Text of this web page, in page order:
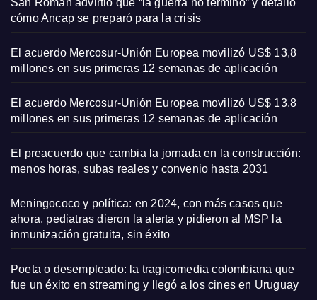
San Román advirtió que “la guerra no terminó” y detalló
cómo Ancap se preparó para la crisis
El acuerdo Mercosur-Unión Europea movilizó US$ 13,8
millones en sus primeras 12 semanas de aplicación
El acuerdo Mercosur-Unión Europea movilizó US$ 13,8
millones en sus primeras 12 semanas de aplicación
El preacuerdo que cambia la jornada en la construcción:
menos horas, subas reales y convenio hasta 2031
Meningococo y política: en 2024, con más casos que
ahora, pediatras dieron la alerta y pidieron al MSP la
inmunización gratuita, sin éxito
Poeta o desempleado: la tragicomedia colombiana que
fue un éxito en streaming y llegó a los cines en Uruguay